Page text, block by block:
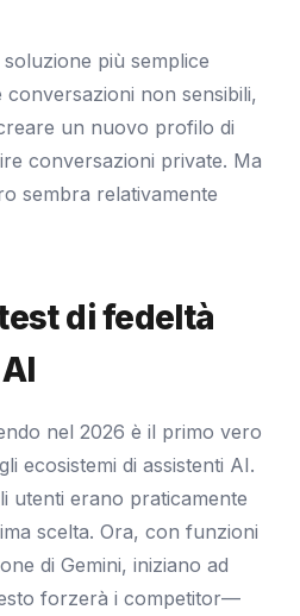
più semplice
non sensibili,
un nuovo profilo di
conversazioni private. Ma
sembra relativamente
di fedeltà
nel 2026 è il primo vero
ecosistemi di assistenti AI.
utenti erano praticamente
scelta. Ora, con funzioni
di Gemini, iniziano ad
forzerà i competitor—